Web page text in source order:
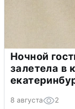
Ночной
залетела в
8 августа 2